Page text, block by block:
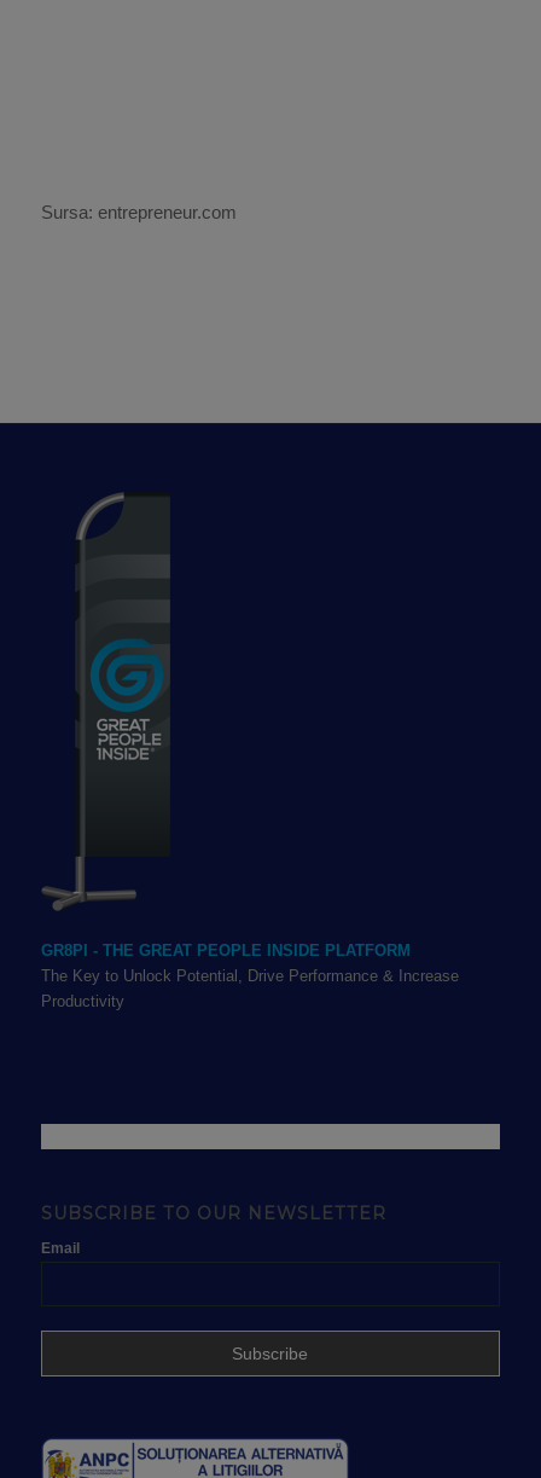
Sursa: entrepreneur.com
GR8PI - THE GREAT PEOPLE INSIDE PLATFORM
The Key to Unlock Potential, Drive Performance & Increase
Productivity
SUBSCRIBE TO OUR NEWSLETTER
Email